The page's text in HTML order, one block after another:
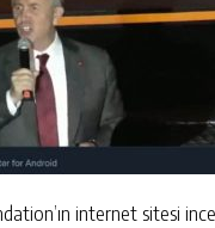
internet sitesi